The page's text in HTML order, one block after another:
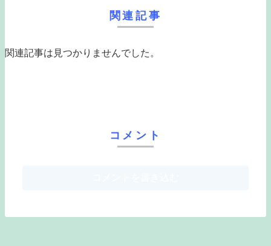
関連記事
関連記事は見つかりませんでした。
コメント